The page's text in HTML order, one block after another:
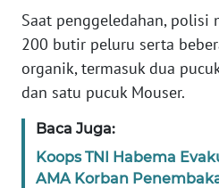
Saat penggeledahan, polisi
200 butir peluru serta
organik, termasuk dua
dan satu pucuk Mouser.
Baca Juga:
Koops TNI Habema
AMA Korban
JAKARTA
WN
JABAR
BANTEN